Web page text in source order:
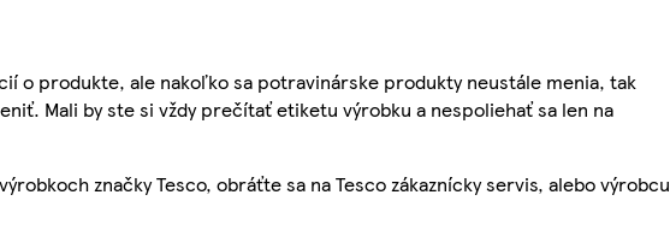
o produkte, ale nakoľko sa potravinárske produkty neustále menia, tak
Mali by ste si vždy prečítať etiketu výrobku a nespoliehať sa len na
značky Tesco, obráťte sa na Tesco zákaznícky servis, alebo výrobcu